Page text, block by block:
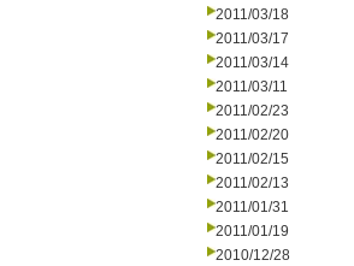
2011/03/18
2011/03/17
2011/03/14
2011/03/11
2011/02/23
2011/02/20
2011/02/15
2011/02/13
2011/01/31
2011/01/19
2010/12/28